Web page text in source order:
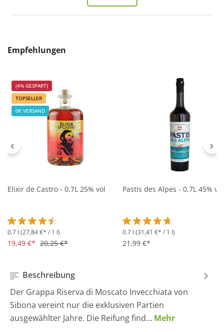
Produktgalerie überspringen
Empfehlungen
(4% GESPART)
TOPSELLER
0€ VERSAND
Elixir de Castro - 0,7L 25% vol
Durchschnittliche Bewertung von 4.5 von 5 Sternen
0.7 l (27,84 €* / 1 l)
19,49 €* 20,25 €*
Pastis des Alpes - 0,7L 45% vol
Durchschnittliche
0.7 l (31,41 €* / 1 l)
21,99 €*
Beschreibung
Der Grappa Riserva di Moscato Invecchiata von
Sibona vereint nur die exklusiven Partien
ausgewählter Jahre. Die Reifung find… Mehr